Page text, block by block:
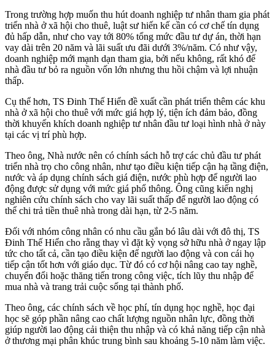
Trong trường hợp muốn thu hút doanh nghiệp tư nhân tham gia phát
triển nhà ở xã hội cho thuê, luật sư hiến kế cần có cơ chế tín dụng
đủ hấp dẫn, như cho vay tới 80% tổng mức đầu tư dự án, thời hạn
vay dài trên 20 năm và lãi suất ưu đãi dưới 3%/năm. Có như vậy,
doanh nghiệp mới mạnh dạn tham gia, bởi nếu không, rất khó để
nhà đầu tư bỏ ra nguồn vốn lớn nhưng thu hồi chậm và lợi nhuận
thấp.
Cụ thể hơn, TS Đinh Thế Hiển đề xuất cần phát triển thêm các khu
nhà ở xã hội cho thuê với mức giá hợp lý, tiện ích đảm bảo, đồng
thời khuyến khích doanh nghiệp tư nhân đầu tư loại hình nhà ở này
tại các vị trí phù hợp.
Theo ông, Nhà nước nên có chính sách hỗ trợ các chủ đầu tư phát
triển nhà trọ cho công nhân, như tạo điều kiện tiếp cận hạ tầng điện,
nước và áp dụng chính sách giá điện, nước phù hợp để người lao
động được sử dụng với mức giá phổ thông. Ông cũng kiến nghị
nghiên cứu chính sách cho vay lãi suất thấp để người lao động có
thể chi trả tiền thuê nhà trong dài hạn, từ 2-5 năm.
Đối với nhóm công nhân có nhu cầu gắn bó lâu dài với đô thị, TS
Đinh Thế Hiển cho rằng thay vì đặt kỳ vọng sở hữu nhà ở ngay lập
tức cho tất cả, cần tạo điều kiện để người lao động và con cái họ
tiếp cận tốt hơn với giáo dục. Từ đó có cơ hội nâng cao tay nghề,
chuyển đổi hoặc thăng tiến trong công việc, tích lũy thu nhập để
mua nhà và trang trải cuộc sống tại thành phố.
Theo ông, các chính sách về học phí, tín dụng học nghề, học đại
học sẽ góp phần nâng cao chất lượng nguồn nhân lực, đồng thời
giúp người lao động cải thiện thu nhập và có khả năng tiếp cận nhà
ở thương mại phân khúc trung bình sau khoảng 5-10 năm làm việc.